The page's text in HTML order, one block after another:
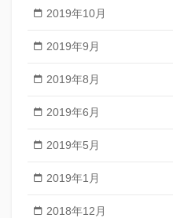
2019年10月
2019年9月
2019年8月
2019年6月
2019年5月
2019年1月
2018年12月